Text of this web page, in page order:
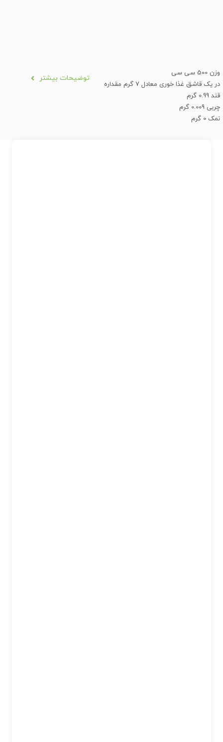
وزن 500 سی سی
در یک قاشق غذا خوری معادل 7 گرم مقداره
قند 0.99 گرم
چربی 0.009 گرم
نمک 0 گرم
توضیحات بیشتر